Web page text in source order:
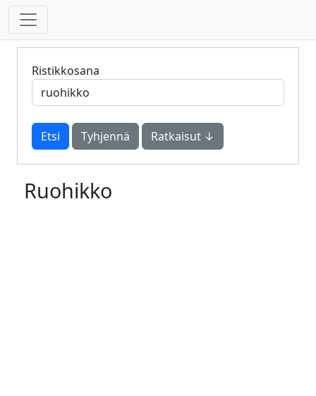
Ristikkosana
Tyhjennä Ratkaisut ↓
Ruohikko